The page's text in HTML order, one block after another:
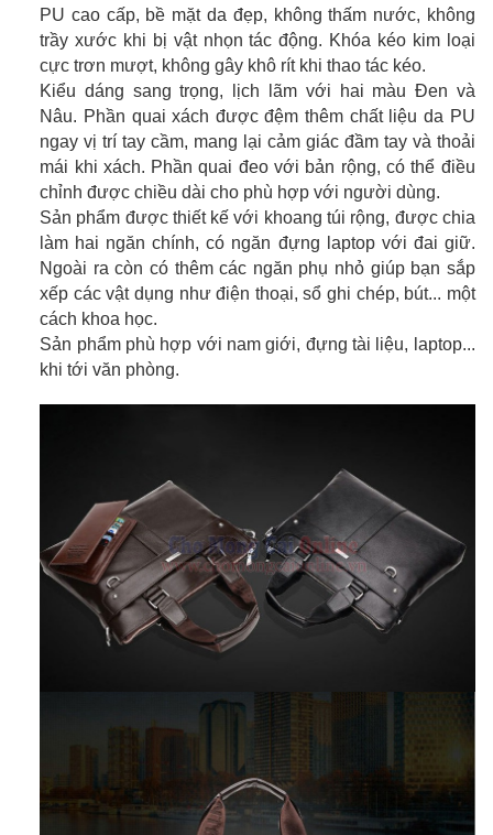
PU cao cấp, bề mặt da đẹp, không thấm nước, không
trầy xước khi bị vật nhọn tác động. Khóa kéo kim loại
cực trơn mượt, không gây khô rít khi thao tác kéo.
Kiểu dáng sang trọng, lịch lãm với hai màu Đen và
Nâu. Phần quai xách được đệm thêm chất liệu da PU
ngay vị trí tay cầm, mang lại cảm giác đầm tay và thoải
mái khi xách. Phần quai đeo với bản rộng, có thể điều
chỉnh được chiều dài cho phù hợp với người dùng.
Sản phẩm được thiết kế với khoang túi rộng, được chia
làm hai ngăn chính, có ngăn đựng laptop với đai giữ.
Ngoài ra còn có thêm các ngăn phụ nhỏ giúp bạn sắp
xếp các vật dụng như điện thoại, sổ ghi chép, bút... một
cách khoa học.
Sản phẩm phù hợp với nam giới, đựng tài liệu, laptop...
khi tới văn phòng.